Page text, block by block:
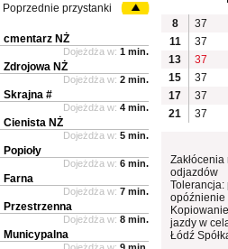
8
37
11
37
13
37
15
37
17
37
21
37
odjazdów
Tolerancja:
opóźnienie
jazdy w
Łódź
Poprzednie przystanki
cmentarz NŻ
Dojeżdża w: 1 min.
Zdrojowa NŻ
Dojeżdża w: 2 min.
Skrajna #
Dojeżdża w: 4 min.
Cienista NŻ
Dojeżdża w: 5 min.
Popioły
Dojeżdża w: 6 min.
Farna
Dojeżdża w: 7 min.
Przestrzenna
Dojeżdża w: 8 min.
Municypalna